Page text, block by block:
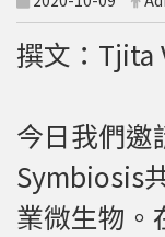
撰文：Tjita
今日我們邀
Symbiosis
業微生物。